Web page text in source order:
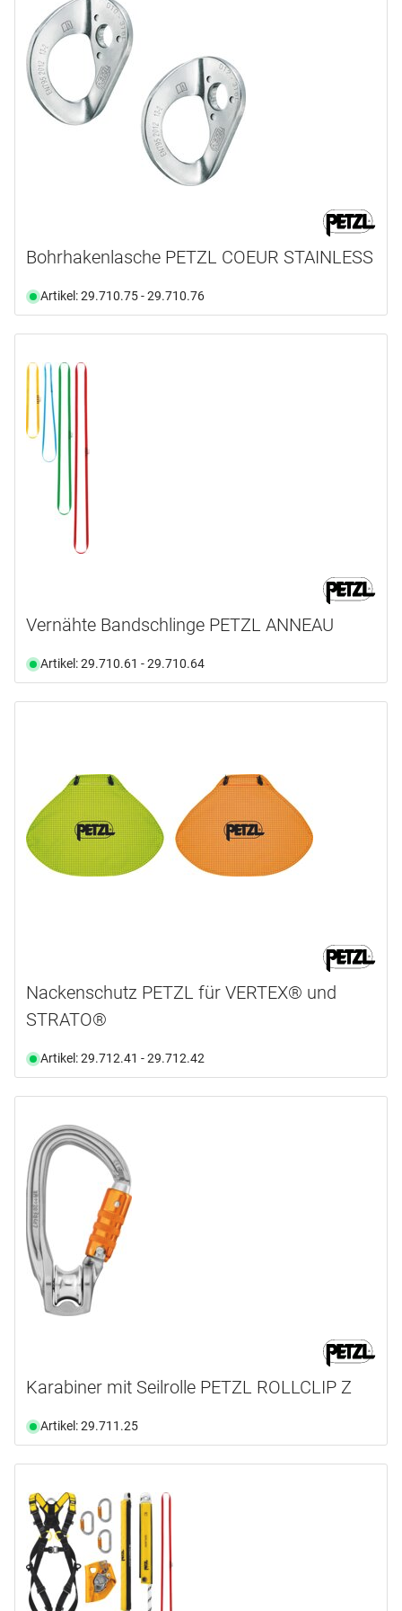
Bohrhakenlasche PETZL COEUR STAINLESS
Artikel: 29.710.75 - 29.710.76
Vernähte Bandschlinge PETZL ANNEAU
Artikel: 29.710.61 - 29.710.64
Nackenschutz PETZL für VERTEX® und
STRATO®
Artikel: 29.712.41 - 29.712.42
Karabiner mit Seilrolle PETZL ROLLCLIP Z
Artikel: 29.711.25